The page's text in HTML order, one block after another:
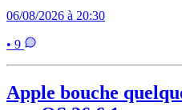
06/08/2026 à 20:30
• 9
Apple bouche